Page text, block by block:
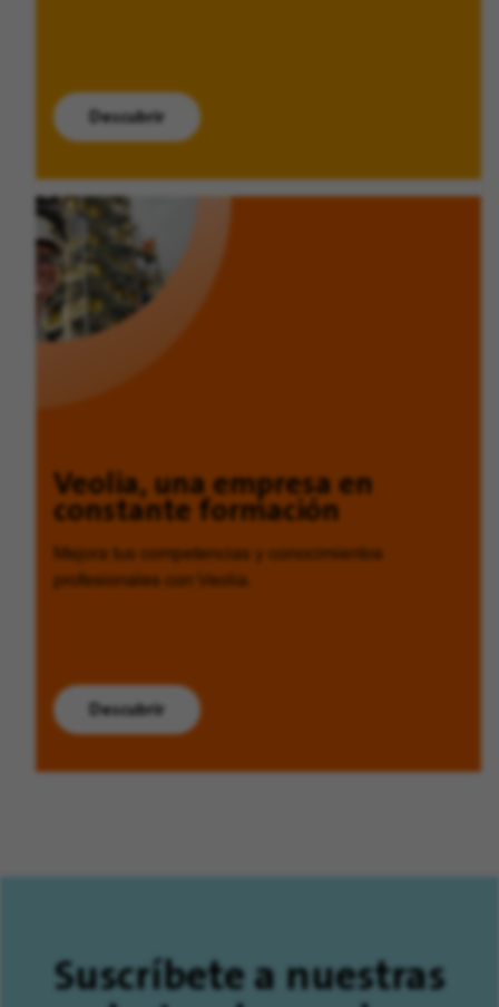
Descubrir
Veolia, una empresa en
constante formación
Mejora tus competencias y conocimientos
profesionales con Veolia.
Descubrir
Suscríbete a nuestras